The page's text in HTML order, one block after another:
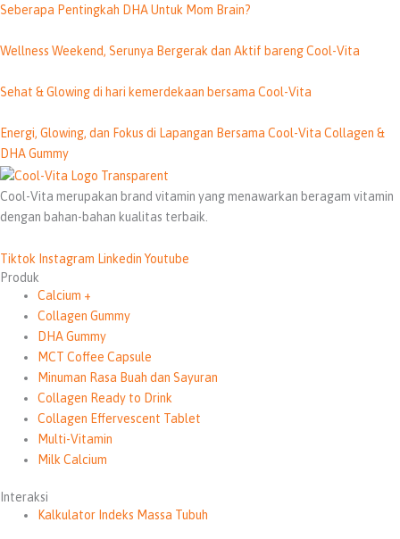
Seberapa Pentingkah DHA Untuk Mom Brain?
Wellness Weekend, Serunya Bergerak dan Aktif bareng Cool-Vita
Sehat & Glowing di hari kemerdekaan bersama Cool-Vita
Energi, Glowing, dan Fokus di Lapangan Bersama Cool-Vita Collagen &
DHA Gummy
Cool-Vita merupakan brand vitamin yang menawarkan beragam vitamin
dengan bahan-bahan kualitas terbaik.
Tiktok Instagram Linkedin Youtube
Produk
Calcium +
Collagen Gummy
DHA Gummy
MCT Coffee Capsule
Minuman Rasa Buah dan Sayuran
Collagen Ready to Drink
Collagen Effervescent Tablet
Multi-Vitamin
Milk Calcium
Interaksi
Kalkulator Indeks Massa Tubuh